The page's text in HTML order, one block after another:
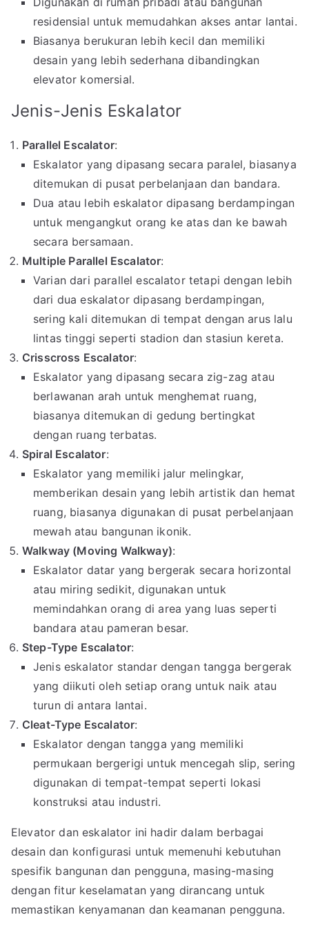
residensial untuk memudahkan akses antar lantai.
Biasanya berukuran lebih kecil dan memiliki
desain yang lebih sederhana dibandingkan
elevator komersial.
Jenis-Jenis Eskalator
Parallel Escalator:
Eskalator yang dipasang secara paralel, biasanya
ditemukan di pusat perbelanjaan dan bandara.
Dua atau lebih eskalator dipasang berdampingan
untuk mengangkut orang ke atas dan ke bawah
secara bersamaan.
Multiple Parallel Escalator:
Varian dari parallel escalator tetapi dengan lebih
dari dua eskalator dipasang berdampingan,
sering kali ditemukan di tempat dengan arus lalu
lintas tinggi seperti stadion dan stasiun kereta.
Crisscross Escalator:
Eskalator yang dipasang secara zig-zag atau
berlawanan arah untuk menghemat ruang,
biasanya ditemukan di gedung bertingkat
dengan ruang terbatas.
Spiral Escalator:
Eskalator yang memiliki jalur melingkar,
memberikan desain yang lebih artistik dan hemat
ruang, biasanya digunakan di pusat perbelanjaan
mewah atau bangunan ikonik.
Walkway (Moving Walkway):
Eskalator datar yang bergerak secara horizontal
atau miring sedikit, digunakan untuk
memindahkan orang di area yang luas seperti
bandara atau pameran besar.
Step-Type Escalator:
Jenis eskalator standar dengan tangga bergerak
yang diikuti oleh setiap orang untuk naik atau
turun di antara lantai.
Cleat-Type Escalator:
Eskalator dengan tangga yang memiliki
permukaan bergerigi untuk mencegah slip, sering
digunakan di tempat-tempat seperti lokasi
konstruksi atau industri.
Elevator dan eskalator ini hadir dalam berbagai
desain dan konfigurasi untuk memenuhi kebutuhan
spesifik bangunan dan pengguna, masing-masing
dengan fitur keselamatan yang dirancang untuk
memastikan kenyamanan dan keamanan pengguna.